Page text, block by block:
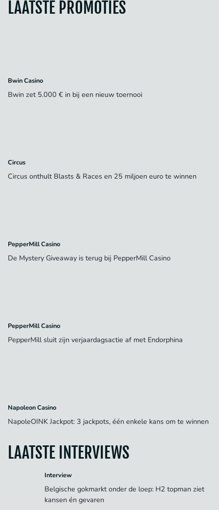
LAATSTE PROMOTIES
Bwin Casino
Bwin zet 5.000 € in bij een nieuw toernooi
Circus
Circus onthult Blasts & Races en 25 miljoen euro te winnen
PepperMill Casino
De Mystery Giveaway is terug bij PepperMill Casino
PepperMill Casino
PepperMill sluit zijn verjaardagsactie af met Endorphina
Napoleon Casino
NapoleOINK Jackpot: 3 jackpots, één enkele kans om te winnen
LAATSTE INTERVIEWS
Interview
Belgische gokmarkt onder de loep: H2 topman ziet
kansen én gevaren